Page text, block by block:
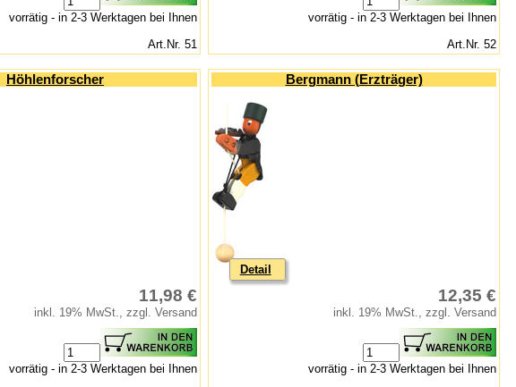
vorrätig - in 2-3 Werktagen bei Ihnen
Art.Nr. 51
vorrätig - in 2-3 Werktagen bei Ihnen
Art.Nr. 52
Höhlenforscher
11,98 €
inkl. 19% MwSt., zzgl. Versand
vorrätig - in 2-3 Werktagen bei Ihnen
Bergmann (Erzträger)
Detail
12,35 €
inkl. 19% MwSt., zzgl. Versand
vorrätig - in 2-3 Werktagen bei Ihnen